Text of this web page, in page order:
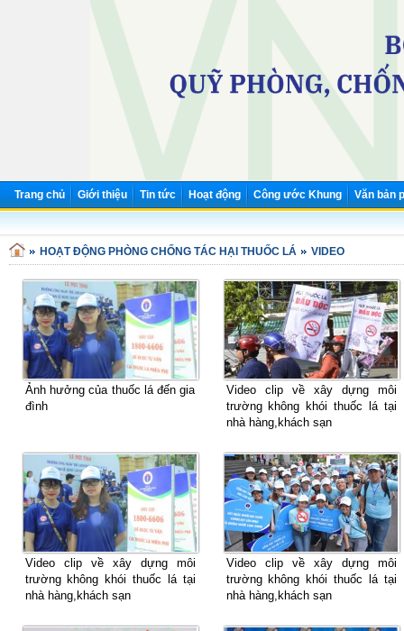
Trang chủ Giới thiệu Tin tức Hoạt động Công ước Khung Văn bản
HOẠT ĐỘNG PHÒNG CHỐNG TÁC HẠI THUỐC LÁ VIDEO
Ảnh hưởng của thuốc lá đến gia
đình
Video clip về xây dựng môi
trường không khói thuốc lá tại
nhà hàng,khách sạn
Video clip về xây dựng môi
trường không khói thuốc lá tại
nhà hàng,khách sạn
Video clip về xây dựng môi
trường không khói thuốc lá tại
nhà hàng,khách sạn